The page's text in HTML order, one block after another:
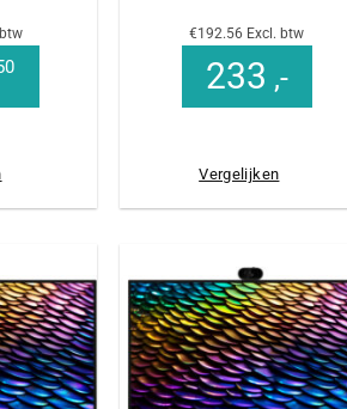
€192.56 Excl. btw
233 ,-
Vergelijken